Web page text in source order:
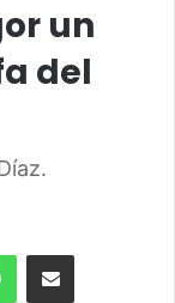
un
del
WhatsAppShare via Email